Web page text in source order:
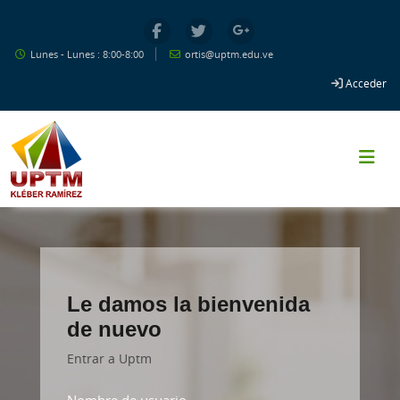
Lunes - Lunes : 8:00-8:00 ortis@uptm.edu.ve
Acceder
Le damos la bienvenida
de nuevo
Entrar a Uptm